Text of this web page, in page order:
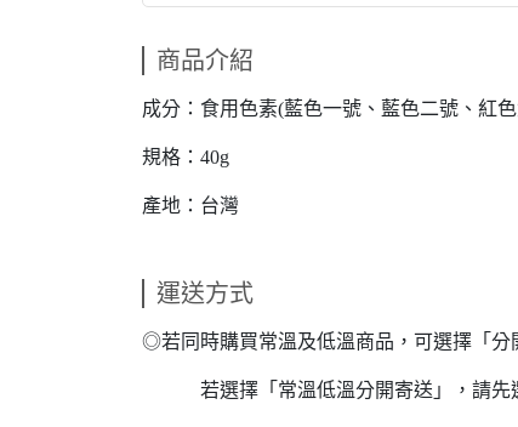
商品介紹
成分：食用色素(藍色一號、藍色二號、紅
規格：40g
產地：台灣
運送方式
◎若同時購買常溫及低溫商品，可選擇「分
若選擇「常溫低溫分開寄送」，請先選